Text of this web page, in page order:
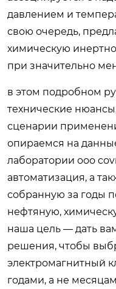
давлением и
свою очередь,
химическую
при значительно
в этом подробном
технические
сценарии
опираемся на
лаборатории ооо
автоматизация, а
собранную за годы
нефтяную,
наша цель — дать
решения, чтобы
электромагнитный
годами, а не